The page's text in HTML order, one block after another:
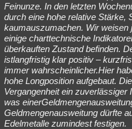
Feinunze. In den letzten
durch eine hohe relative Stärke,
kaumauszumachen. Wir weisen
einige charttechnische
überkauften Zustand befinden.
istlangfristig klar positiv –
immer wahrscheinlicher.Hier
hohe Longposition aufgebaut.
Vergangenheit ein zuverlässiger
was
Geldmengenausweitung dürfte
Edelmetalle zumindest festigen.